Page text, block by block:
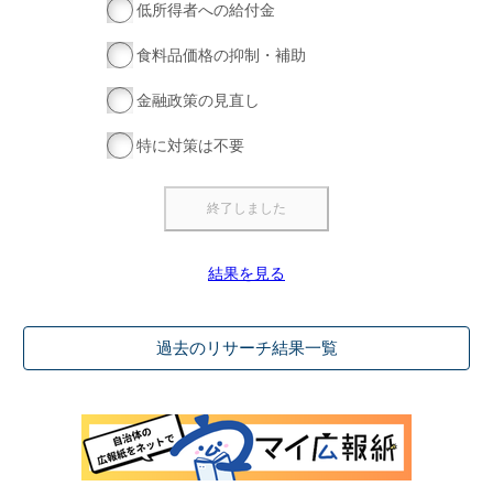
低所得者への給付金
食料品価格の抑制・補助
金融政策の見直し
特に対策は不要
結果を見る
過去のリサーチ結果一覧